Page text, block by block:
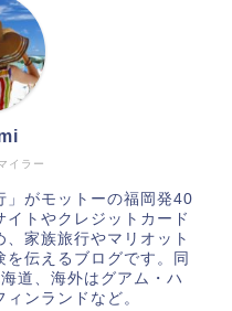
イラー
」がモットーの福岡発40
トやクレジットカード
家族旅行やマリオット
伝えるブログです。同
道、海外はグアム・ハ
ンランドなど。